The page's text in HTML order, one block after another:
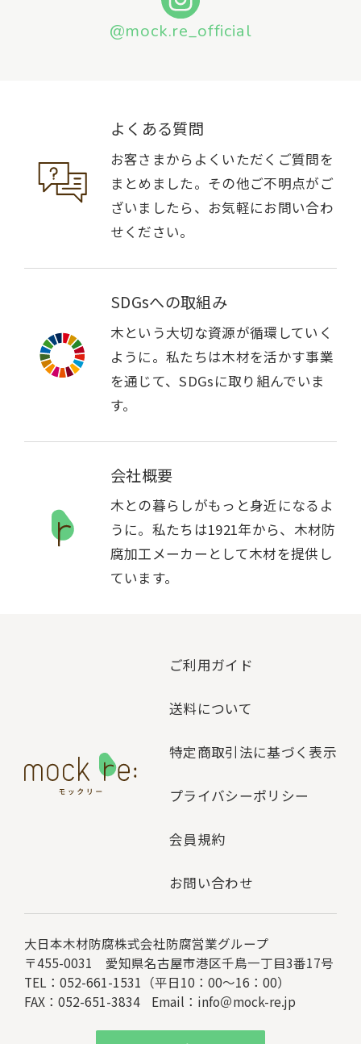
@mock.re_official
よくある質問
お客さまからよくいただくご質問を
まとめました。その他ご不明点がご
ざいましたら、お気軽にお問い合わ
せください。
SDGsへの取組み
木という大切な資源が循環していく
ように。私たちは木材を活かす事業
を通じて、SDGsに取り組んでいま
す。
会社概要
木との暮らしがもっと身近になるよ
うに。私たちは1921年から、木材防
腐加工メーカーとして木材を提供し
ています。
ご利用ガイド
送料について
特定商取引法に基づく表示
プライバシーポリシー
会員規約
お問い合わせ
大日本木材防腐株式会社防腐営業グループ
〒455-0031 愛知県名古屋市港区千鳥一丁目3番17号
TEL：052-661-1531（平日10：00～16：00）
FAX：052-651-3834
Email： info＠mock-re.jp